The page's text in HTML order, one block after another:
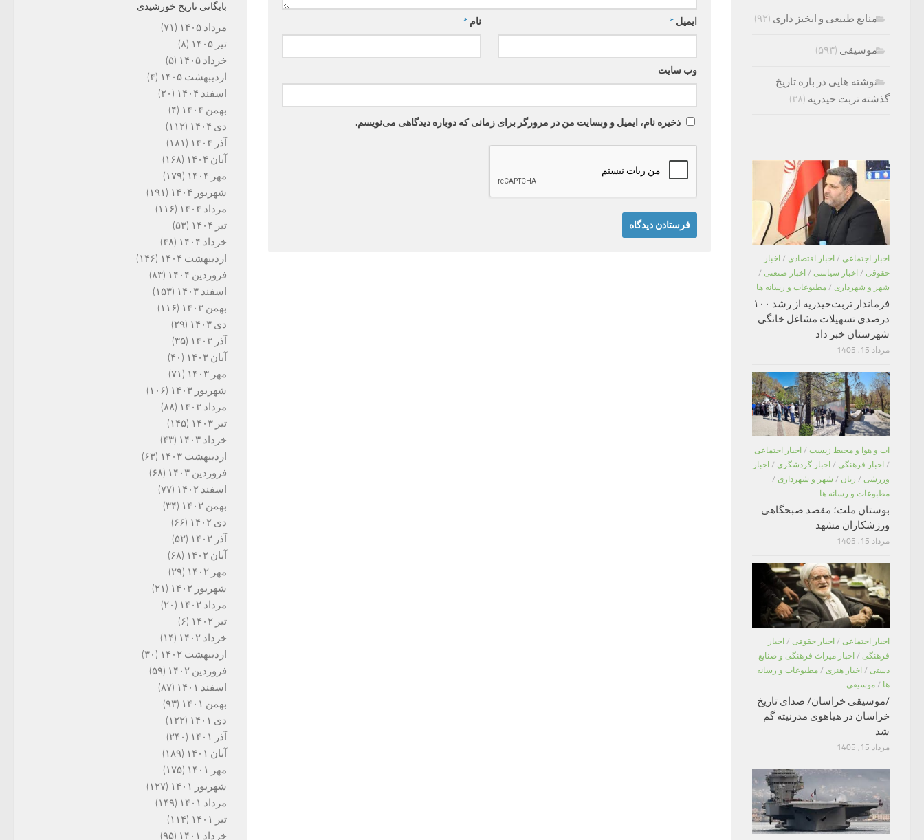
نام* ایمیل *
وب‌ سایت
ذخیره نام، ایمیل و وبسایت من در مرورگر برای زمانی که دوباره دیدگاهی می‌نویسم.
بایگانی تاریخ خورشیدی
مرداد ۱۴۰۵
(۷۱)
تیر ۱۴۰۵
(۸)
خرداد ۱۴۰۵
(۵)
اردیبهشت ۱۴۰۵
(۴)
اسفند ۱۴۰۴
(۲۰)
بهمن ۱۴۰۴
(۴)
دی ۱۴۰۴
(۱۱۲)
آذر ۱۴۰۴
(۱۸۱)
آبان ۱۴۰۴
(۱۶۸)
مهر ۱۴۰۴
(۱۷۹)
شهریور ۱۴۰۴
(۱۹۱)
مرداد ۱۴۰۴
(۱۱۶)
تیر ۱۴۰۴
(۵۳)
خرداد ۱۴۰۴
(۴۸)
اردیبهشت ۱۴۰۴
(۱۴۶)
فروردین ۱۴۰۴
(۸۳)
اسفند ۱۴۰۳
(۱۵۳)
بهمن ۱۴۰۳
(۱۱۶)
دی ۱۴۰۳
(۲۹)
آذر ۱۴۰۳
(۳۵)
آبان ۱۴۰۳
(۴۰)
مهر ۱۴۰۳
(۷۱)
شهریور ۱۴۰۳
(۱۰۶)
مرداد ۱۴۰۳
(۸۸)
تیر ۱۴۰۳
(۱۴۵)
خرداد ۱۴۰۳
(۴۳)
اردیبهشت ۱۴۰۳
(۶۳)
فروردین ۱۴۰۳
(۶۸)
اسفند ۱۴۰۲
(۷۷)
بهمن ۱۴۰۲
(۳۴)
دی ۱۴۰۲
(۶۶)
آذر ۱۴۰۲
(۵۲)
آبان ۱۴۰۲
(۶۸)
مهر ۱۴۰۲
(۲۹)
شهریور ۱۴۰۲
(۲۱)
مرداد ۱۴۰۲
(۲۰)
تیر ۱۴۰۲
(۶)
خرداد ۱۴۰۲
(۱۴)
اردیبهشت ۱۴۰۲
(۳۰)
فروردین ۱۴۰۲
(۵۹)
اسفند ۱۴۰۱
(۸۷)
بهمن ۱۴۰۱
(۹۳)
دی ۱۴۰۱
(۱۲۲)
آذر ۱۴۰۱
(۲۴۰)
آبان ۱۴۰۱
(۱۸۹)
مهر ۱۴۰۱
(۱۷۵)
شهریور ۱۴۰۱
(۱۲۷)
مرداد ۱۴۰۱
(۱۴۹)
تیر ۱۴۰۱
(۱۱۴)
خرداد ۱۴۰۱
(۹۵)
منابع طبیعی و ابخیز داری (۹۲)
موسیقی (۵۹۳)
نوشته هایی در باره تاریخ
گذشته تربت حیدریه (۳۸)
اخبار اجتماعی / اخبار اقتصادی / اخبار
حقوقی / اخبار سیاسی / اخبار صنعتی /
شهر و شهرداری / مطبوعات و رسانه ها
فرماندار تربت‌حیدریه از رشد ۱۰۰
درصدی تسهیلات مشاغل خانگی
شهرستان خبر داد
مرداد 15, 1405
اب و هوا و محیط زیست / اخبار اجتماعی
/ اخبار فرهنگی / اخبار گردشگری / اخبار
ورزشی / زنان / شهر و شهرداری /
مطبوعات و رسانه ها
بوستان ملت؛ مقصد صبحگاهی
ورزشکاران مشهد
مرداد 15, 1405
اخبار اجتماعی / اخبار حقوقی / اخبار
فرهنگی / اخبار میراث فرهنگی و صنایع
دستی / اخبار هنری / مطبوعات و رسانه
ها / موسیقی
/موسیقی خراسان/ صدای تاریخ
خراسان در هیاهوی مدرنیته گم
شد
مرداد 15, 1405